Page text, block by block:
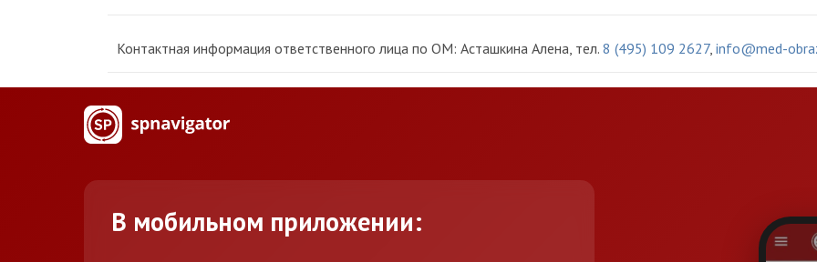
Контактная информация ответственного лица по ОМ: Асташкина Алена, тел. 8 (495) 109 2627, info@med-
В мобильном приложении: